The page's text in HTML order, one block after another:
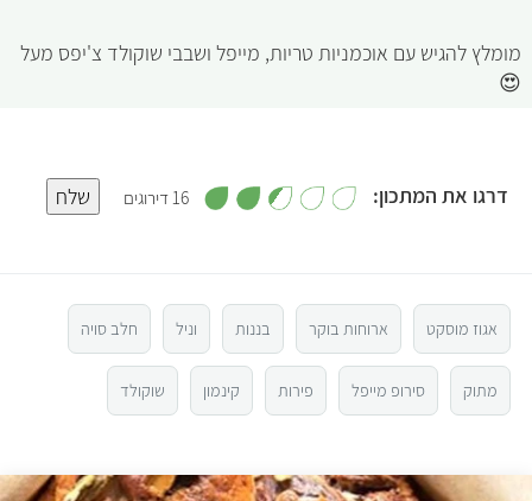
מומלץ להגיש עם אוכמניות טריות, מייפל ושבבי שוקולד צ'יפס מעל
😍
דרגו את המתכון:
3
2
16 דירוגים 2
ך
5
שלח
אגוז מוסקט ארוחות בוקר בננות וניל חלב סויה
מתוק סירופ מייפל פירות קינמון שוקולד